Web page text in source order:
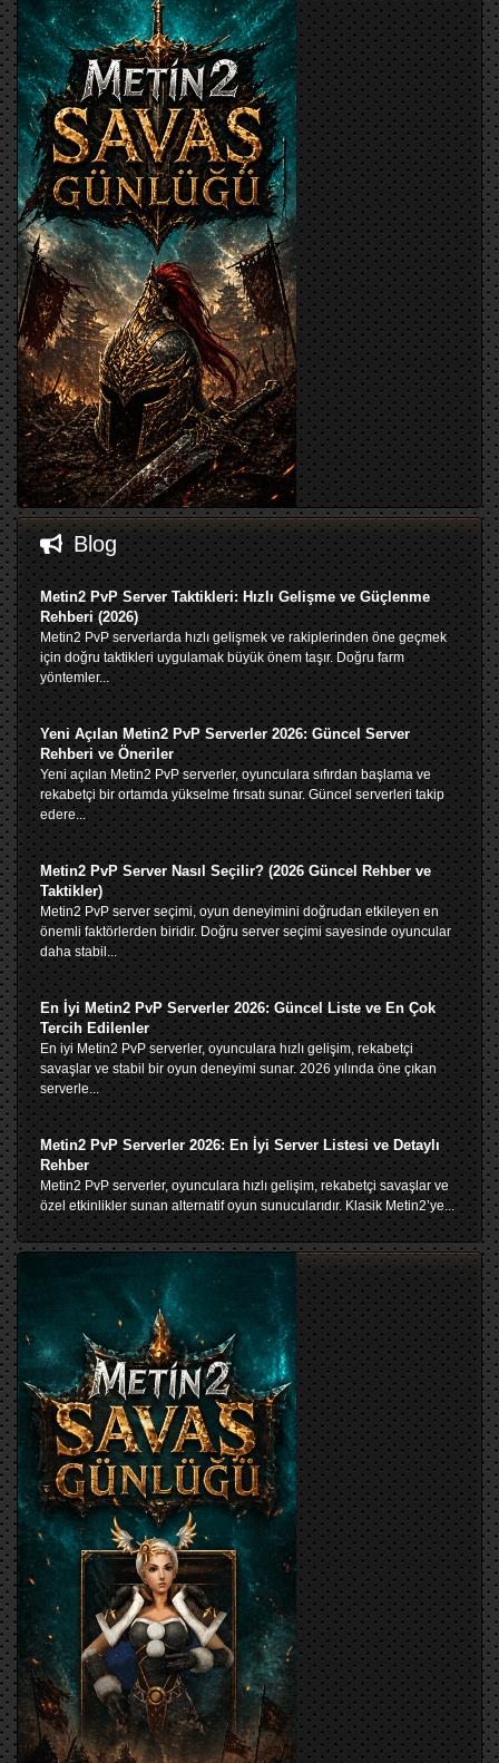
Blog
Metin2 PvP Server Taktikleri: Hızlı Gelişme ve Güçlenme
Rehberi (2026)
Metin2 PvP serverlarda hızlı gelişmek ve rakiplerinden öne geçmek
için doğru taktikleri uygulamak büyük önem taşır. Doğru farm
yöntemler...
Yeni Açılan Metin2 PvP Serverler 2026: Güncel Server
Rehberi ve Öneriler
Yeni açılan Metin2 PvP serverler, oyunculara sıfırdan başlama ve
rekabetçi bir ortamda yükselme fırsatı sunar. Güncel serverleri takip
edere...
Metin2 PvP Server Nasıl Seçilir? (2026 Güncel Rehber ve
Taktikler)
Metin2 PvP server seçimi, oyun deneyimini doğrudan etkileyen en
önemli faktörlerden biridir. Doğru server seçimi sayesinde oyuncular
daha stabil...
En İyi Metin2 PvP Serverler 2026: Güncel Liste ve En Çok
Tercih Edilenler
En iyi Metin2 PvP serverler, oyunculara hızlı gelişim, rekabetçi
savaşlar ve stabil bir oyun deneyimi sunar. 2026 yılında öne çıkan
serverle...
Metin2 PvP Serverler 2026: En İyi Server Listesi ve Detaylı
Rehber
Metin2 PvP serverler, oyunculara hızlı gelişim, rekabetçi savaşlar ve
özel etkinlikler sunan alternatif oyun sunucularıdır. Klasik Metin2’ye...